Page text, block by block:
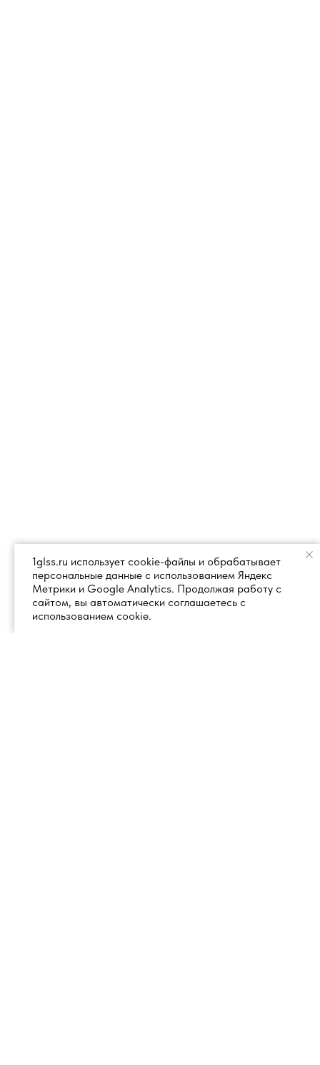
1glss.ru использует cookie-файлы и обрабатывает
персональные данные с использованием Яндекс
Метрики и Google Analytics. Продолжая работу с
сайтом, вы автоматически соглашаетесь с
использованием cookie.